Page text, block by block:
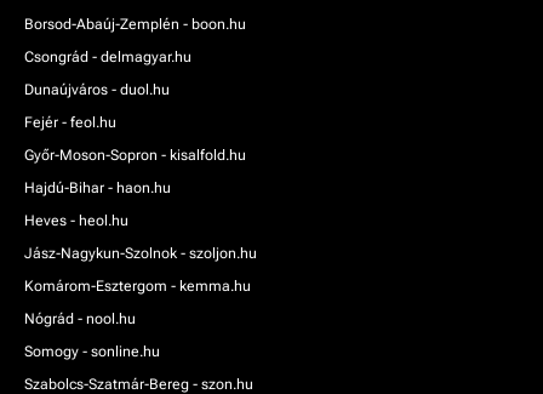
Borsod-Abaúj-Zemplén - boon.hu
Csongrád - delmagyar.hu
Dunaújváros - duol.hu
Fejér - feol.hu
Győr-Moson-Sopron - kisalfold.hu
Hajdú-Bihar - haon.hu
Heves - heol.hu
Jász-Nagykun-Szolnok - szoljon.hu
Komárom-Esztergom - kemma.hu
Nógrád - nool.hu
Somogy - sonline.hu
Szabolcs-Szatmár-Bereg - szon.hu